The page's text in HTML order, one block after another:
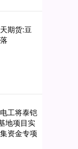
期货:豆
工将泰铠
地项目实
资金专项